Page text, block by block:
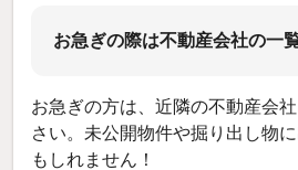
お急ぎの際は不動産会社の一
お急ぎの方は、近隣の不動産会
さい。未公開物件や掘り出し物
もしれません！